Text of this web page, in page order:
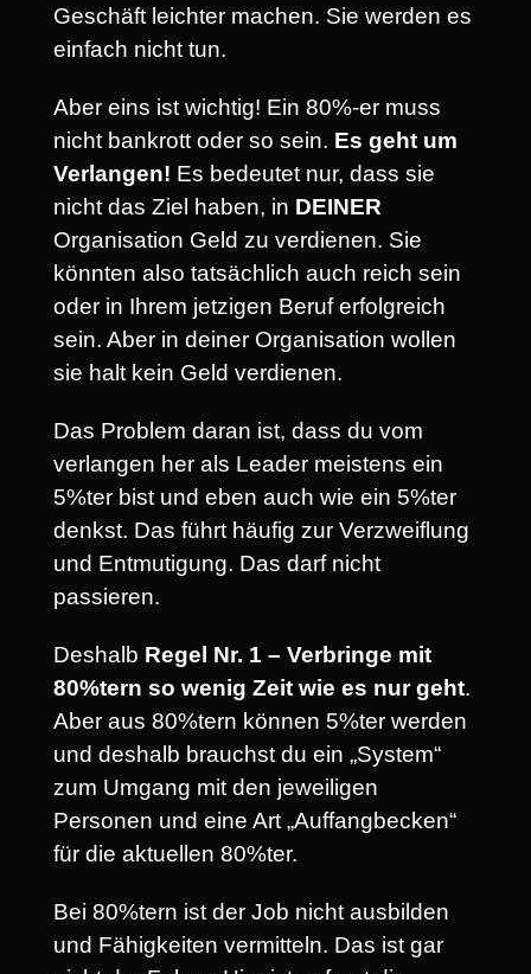
Geschäft leichter machen. Sie werden es
einfach nicht tun.
Aber eins ist wichtig! Ein 80%-er muss
nicht bankrott oder so sein. Es geht um
Verlangen! Es bedeutet nur, dass sie
nicht das Ziel haben, in DEINER
Organisation Geld zu verdienen. Sie
könnten also tatsächlich auch reich sein
oder in Ihrem jetzigen Beruf erfolgreich
sein. Aber in deiner Organisation wollen
sie halt kein Geld verdienen.
Das Problem daran ist, dass du vom
verlangen her als Leader meistens ein
5%ter bist und eben auch wie ein 5%ter
denkst. Das führt häufig zur Verzweiflung
und Entmutigung. Das darf nicht
passieren.
Deshalb Regel Nr. 1 – Verbringe mit
80%tern so wenig Zeit wie es nur geht.
Aber aus 80%tern können 5%ter werden
und deshalb brauchst du ein „System“
zum Umgang mit den jeweiligen
Personen und eine Art „Auffangbecken“
für die aktuellen 80%ter.
Bei 80%tern ist der Job nicht ausbilden
und Fähigkeiten vermitteln. Das ist gar